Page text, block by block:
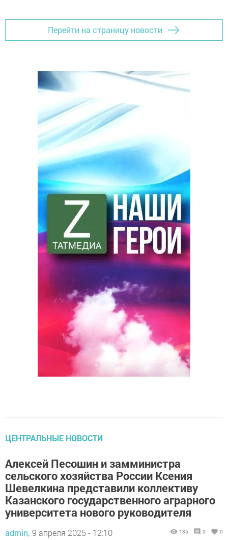
Перейти на страницу новости
ЦЕНТРАЛЬНЫЕ НОВОСТИ
Алексей Песошин и замминистра
сельского хозяйства России Ксения
Шевелкина представили коллективу
Казанского государственного аграрного
университета нового руководителя
admin, 9 апреля 2025 - 12:10 135 0 0